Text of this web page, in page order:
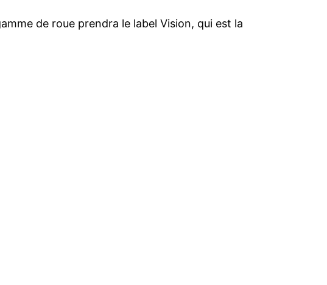
de roue prendra le label Vision, qui est la